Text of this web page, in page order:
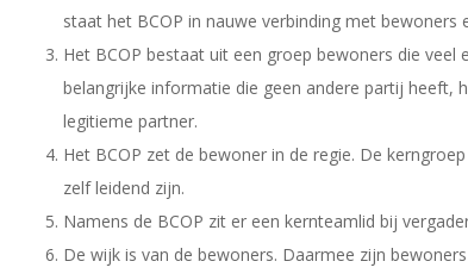
staat het BCOP in nauwe verbinding met
Het BCOP bestaat uit een groep bewoners die
belangrijke informatie die geen andere partij heeft,
legitieme partner.
Het BCOP zet de bewoner in de regie. De
zelf leidend zijn.
Namens de BCOP zit er een kernteamlid bij
De wijk is van de bewoners. Daarmee zijn